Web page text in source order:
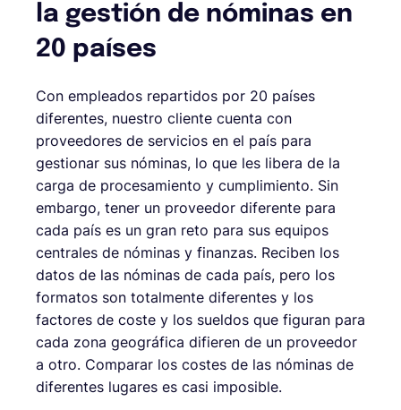
la gestión de nóminas en
20 países
Con empleados repartidos por 20 países
diferentes, nuestro cliente cuenta con
proveedores de servicios en el país para
gestionar sus nóminas, lo que les libera de la
carga de procesamiento y cumplimiento. Sin
embargo, tener un proveedor diferente para
cada país es un gran reto para sus equipos
centrales de nóminas y finanzas. Reciben los
datos de las nóminas de cada país, pero los
formatos son totalmente diferentes y los
factores de coste y los sueldos que figuran para
cada zona geográfica difieren de un proveedor
a otro. Comparar los costes de las nóminas de
diferentes lugares es casi imposible.